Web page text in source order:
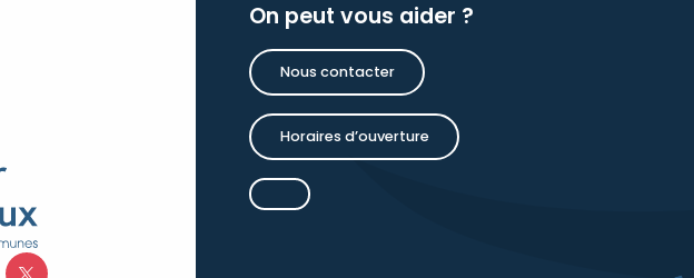
On peut vous aider ?
Nous contacter
Horaires d’ouverture